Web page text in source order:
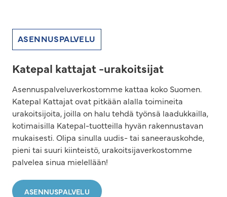
ASENNUSPALVELU
Katepal kattajat -urakoitsijat
Asennuspalveluverkostomme kattaa koko Suomen.
Katepal Kattajat ovat pitkään alalla toimineita
urakoitsijoita, joilla on halu tehdä työnsä laadukkailla,
kotimaisilla Katepal-tuotteilla hyvän rakennustavan
mukaisesti. Olipa sinulla uudis- tai saneerauskohde,
pieni tai suuri kiinteistö, urakoitsijaverkostomme
palvelea sinua mielellään!
ASENNUSPALVELU